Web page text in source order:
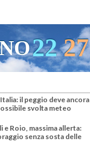
21 26
il peggio deve ancora
svolta meteo
e Roio, massima allerta:
senza sosta delle